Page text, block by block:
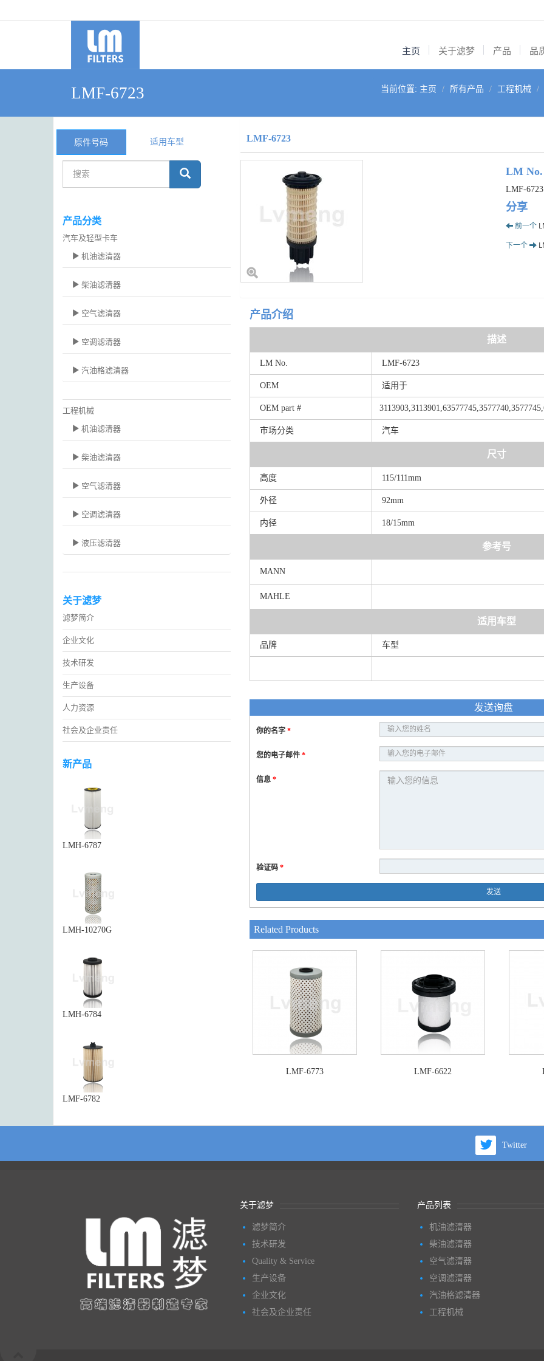
主页 关于滤梦 产品 品
LMF-6723 当前位置: 主页 所有产品 工程机械
原件号码 适用车型
产品分类
汽车及轻型卡车
机油滤清器
柴油滤清器
空气滤清器
空调滤清器
汽油格滤清器
工程机械
机油滤清器
柴油滤清器
空气滤清器
空调滤清器
液压滤清器
关于滤梦
滤梦简介
企业文化
技术研发
生产设备
人力资源
社会及企业责任
新产品
LMH-6787
LMH-10270G
LMH-6784
LMF-6782
LMF-6723
LM No.
LMF-6723
分享
前一个
下一个
产品介绍
描述
LM No. LMF-6723
OEM 适用于
OEM part #
市场分类 汽车
尺寸
高度 115/111mm
外径 92mm
内径 18/15mm
参考号
MANN
MAHLE
适用车型
品牌 车型
发送询盘
你的名字 *
您的电子邮件 *
信息 *
验证码 *
发送
Related Products
LMF-6773 LMF-6622
Twitter
关于滤梦
滤梦简介
技术研发
Quality & Service
生产设备
企业文化
社会及企业责任
产品列表
机油滤清器
柴油滤清器
空气滤清器
空调滤清器
汽油格滤清器
工程机械